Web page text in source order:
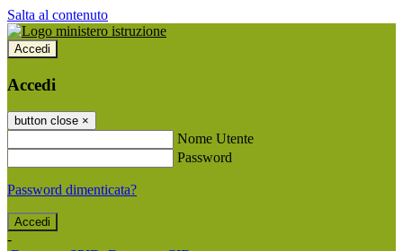
Salta al contenuto
Accedi
Accedi
button close ×
Nome Utente
Password
Password dimenticata?
-